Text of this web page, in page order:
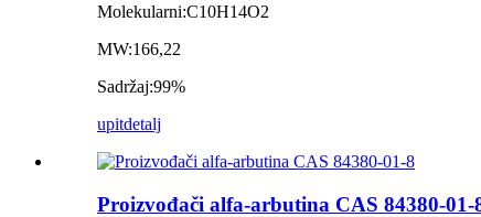
Molekularni:C10H14O2
MW:166,22
Sadržaj:99%
upitdetalj
Proizvođači alfa-arbutina CAS 84380-01-